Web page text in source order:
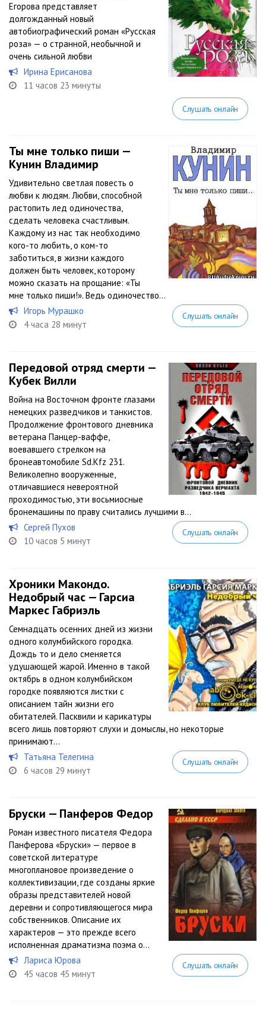
Егорова представляет
долгожданный новый
автобиографический роман «Русская
роза» — о странной, необычной и
очень сильной любви
Ирина Ерисанова
11 часов 23 минуты
Слушать онлайн
Ты мне только пиши —
Кунин Владимир
Удивительно светлая повесть о
любви к людям. Любви, способной
растопить лед одиночества,
сделать человека счастливым.
Каждому из нас так необходимо
кого-то любить, о ком-то
заботиться, в жизни каждого
должен быть человек, которому
можно сказать на прощание: «Ты
мне только пиши!». Ведь одиночество...
Игорь Мурашко
4 часа 28 минут
Слушать онлайн
Передовой отряд смерти —
Кубек Вилли
Война на Восточном фронте глазами
немецких разведчиков и танкистов.
Продолжение фронтового дневника
ветерана Панцер-ваффе,
воевавшего стрелком на
бронеавтомобиле Sd.Kfz 231.
Великолепно вооруженные,
отличавшиеся невероятной
проходимостью, эти восьмиосные
бронемашины по праву считались лучшими в...
Сергей Пухов
10 часов 5 минут
Слушать онлайн
Хроники Макондо.
Недобрый час — Гарсиа
Маркес Габриэль
Семнадцать осенних дней из жизни
одного колумбийского городка.
Дождь то и дело сменяется
удушающей жарой. Именно в такой
октябрь в одном колумбийском
городке появляются листки с
описанием тайн жизни его
обитателей. Пасквили и карикатуры
всего лишь повторяют слухи и домыслы, но некоторые
принимают...
Татьяна Телегина
6 часов 29 минут
Слушать онлайн
Бруски — Панферов Федор
Роман известного писателя Федора
Панферова «Бруски» — первое в
советской литературе
многоплановое произведение о
коллективизации, где созданы яркие
образы представителей новой
деревни и сопротивляющегося мира
собственников. Описание их
характеров — это прежде всего
исполненная драматизма поэма о...
Лариса Юрова
45 часов 45 минут
Слушать онлайн